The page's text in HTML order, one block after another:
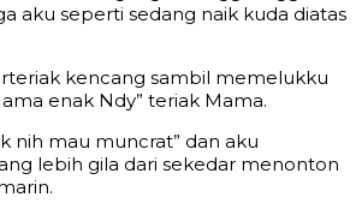
aku seperti sedang naik kuda diatas
kencang sambil memelukku
enak Ndy” teriak Mama.
nih mau muncrat” dan aku
lebih gila dari sekedar menonton